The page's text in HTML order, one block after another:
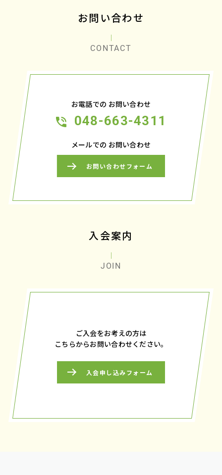
お問い合わせ
CONTACT
お電話での お問い合わせ
048-663-4311
メールでの お問い合わせ
お問い合わせフォーム
入会案内
JOIN
ご入会をお考えの方は
こちらからお問い合わせください。
入会申し込みフォーム